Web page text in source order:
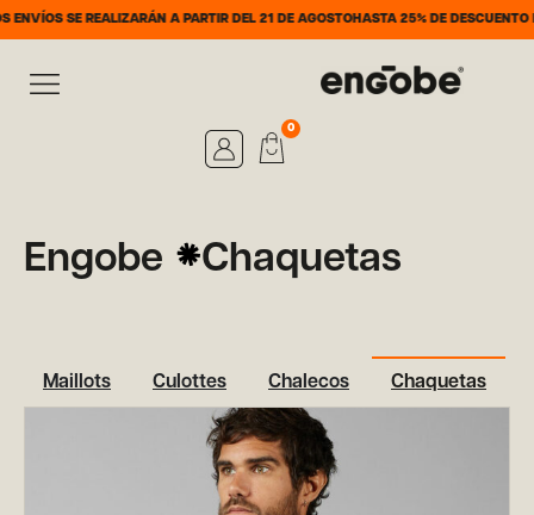
SE REALIZARÁN A PARTIR DEL 21 DE AGOSTOHASTA 25% DE DESCUENTO DEL 7
0
Engobe Chaquetas
Maillots Culottes Chalecos Chaquetas